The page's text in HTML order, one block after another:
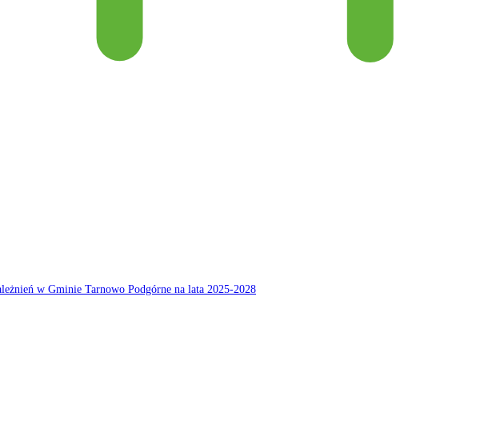
w Gminie Tarnowo Podgórne na lata 2025-2028